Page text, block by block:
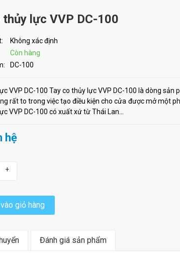
thủy lực VVP DC-100
Không xác định
Còn hàng
DC-100
VVP DC-100 Tay co thủy lực VVP DC-100 là dòng
rất to trong việc tạo điều kiện cho cửa được mở một
VVP DC-100 có xuất xứ từ Thái Lan...
hệ
+
giỏ hàng
Đánh giá sản phẩm